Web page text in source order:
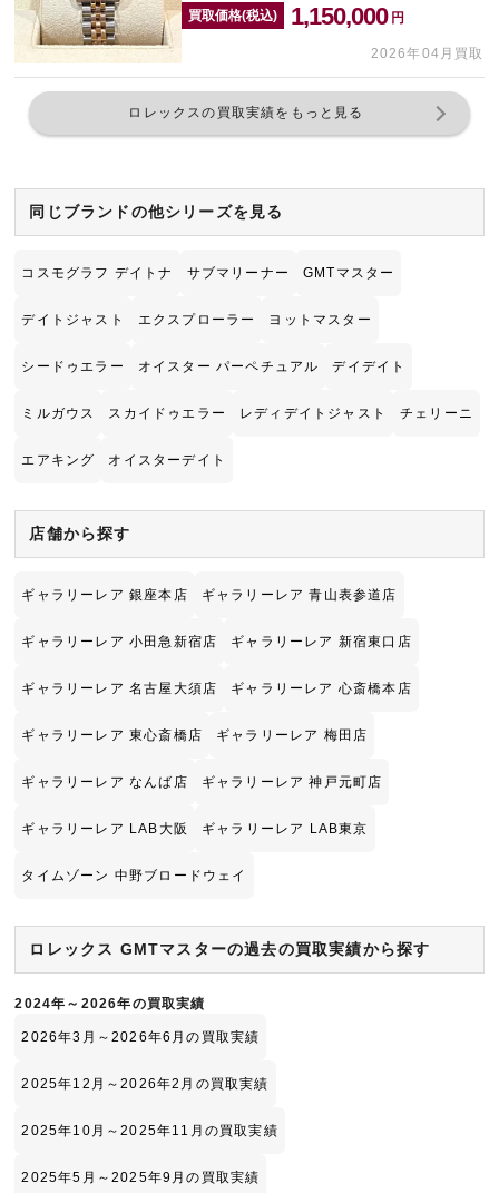
買取価格(税込) 1,150,000 円
2026年04月買取
ロレックスの買取実績をもっと見る
同じブランドの他シリーズを見る
コスモグラフ デイトナ サブマリーナー GMTマスター
デイトジャスト エクスプローラー ヨットマスター
シードゥエラー オイスター パーペチュアル デイデイト
ミルガウス スカイドゥエラー レディデイトジャスト チェリーニ
エアキング オイスターデイト
店舗から探す
ギャラリーレア 銀座本店 ギャラリーレア 青山表参道店
ギャラリーレア 小田急新宿店 ギャラリーレア 新宿東口店
ギャラリーレア 名古屋大須店 ギャラリーレア 心斎橋本店
ギャラリーレア 東心斎橋店 ギャラリーレア 梅田店
ギャラリーレア なんば店 ギャラリーレア 神戸元町店
ギャラリーレア LAB大阪 ギャラリーレア LAB東京
タイムゾーン 中野ブロードウェイ
ロレックス GMTマスターの過去の買取実績から探す
2024年～2026年の買取実績
2026年3月～2026年6月の買取実績
2025年12月～2026年2月の買取実績
2025年10月～2025年11月の買取実績
2025年5月～2025年9月の買取実績